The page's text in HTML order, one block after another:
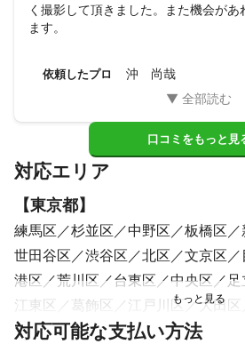
く撮影して頂きました。また機会があ
ます。
依頼したプロ 沖 尚哉
口コミをもっと見
対応エリア
【東京都】
練馬区 杉並区 中野区 板橋区
世田谷区
渋谷区 北区 文京区
港区
荒川区 台東区 中央区
江東区
葛飾区 江戸川区 大田区
【千葉県】
対応可能な支払い方法